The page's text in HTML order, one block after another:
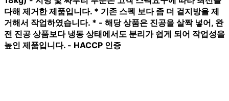
다해 제거한 제품입니다. * 기존 스펙 보다 좀 더 겉지방을 제
거해서 작업하였습니다. * - 해당 상품은 진공을 살짝 넣어, 완
전 진공 상품보다 냉동 상태에서도 분리가 쉽게 되어 작업성을
높인 제품입니다. - HACCP 인증